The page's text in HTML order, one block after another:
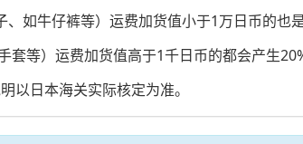
如牛仔裤等）运费加货值小于1万日币的也
套等）运费加货值高于1千日币的都会产生
以日本海关实际核定为准。